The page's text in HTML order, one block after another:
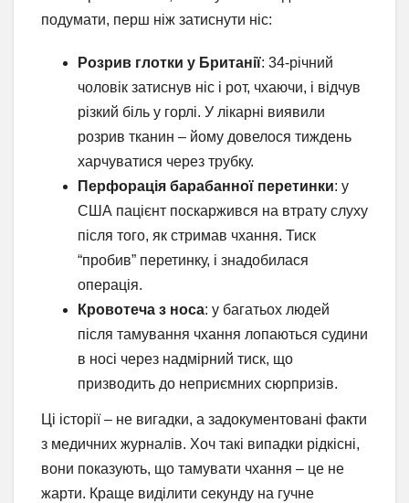
подумати, перш ніж затиснути ніс:
Розрив глотки у Британії: 34-річний
чоловік затиснув ніс і рот, чхаючи, і відчув
різкий біль у горлі. У лікарні виявили
розрив тканин – йому довелося тиждень
харчуватися через трубку.
Перфорація барабанної перетинки: у
США пацієнт поскаржився на втрату слуху
після того, як стримав чхання. Тиск
“пробив” перетинку, і знадобилася
операція.
Кровотеча з носа: у багатьох людей
після тамування чхання лопаються судини
в носі через надмірний тиск, що
призводить до неприємних сюрпризів.
Ці історії – не вигадки, а задокументовані факти
з медичних журналів. Хоч такі випадки рідкісні,
вони показують, що тамувати чхання – це не
жарти. Краще виділити секунду на гучне